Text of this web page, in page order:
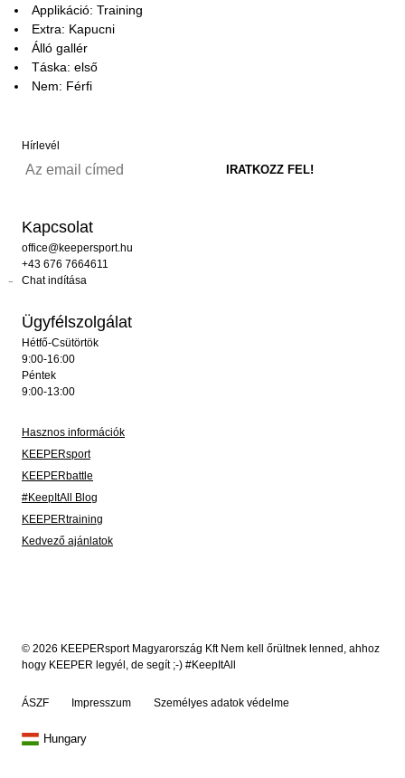
Applikáció: Training
Extra: Kapucni
Álló gallér
Táska: első
Nem: Férfi
Hírlevél
Kapcsolat
office@keepersport.hu
+43 676 7664611
Chat indítása
Ügyfélszolgálat
Hétfő-Csütörtök
9:00-16:00
Péntek
9:00-13:00
Hasznos információk
KEEPERsport
KEEPERbattle
#KeepItAll Blog
KEEPERtraining
Kedvező ajánlatok
© 2026 KEEPERsport Magyarország Kft Nem kell őrültnek lenned, ahhoz
hogy KEEPER legyél, de segít ;-) #KeepItAll
ÁSZF Impresszum Személyes adatok védelme
Hungary